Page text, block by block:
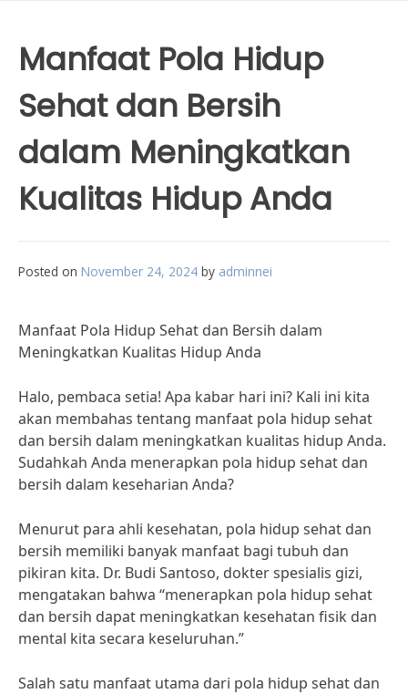
Manfaat Pola Hidup
Sehat dan Bersih
dalam Meningkatkan
Kualitas Hidup Anda
Posted on November 24, 2024 by adminnei
Manfaat Pola Hidup Sehat dan Bersih dalam
Meningkatkan Kualitas Hidup Anda
Halo, pembaca setia! Apa kabar hari ini? Kali ini kita
akan membahas tentang manfaat pola hidup sehat
dan bersih dalam meningkatkan kualitas hidup Anda.
Sudahkah Anda menerapkan pola hidup sehat dan
bersih dalam keseharian Anda?
Menurut para ahli kesehatan, pola hidup sehat dan
bersih memiliki banyak manfaat bagi tubuh dan
pikiran kita. Dr. Budi Santoso, dokter spesialis gizi,
mengatakan bahwa “menerapkan pola hidup sehat
dan bersih dapat meningkatkan kesehatan fisik dan
mental kita secara keseluruhan.”
Salah satu manfaat utama dari pola hidup sehat dan